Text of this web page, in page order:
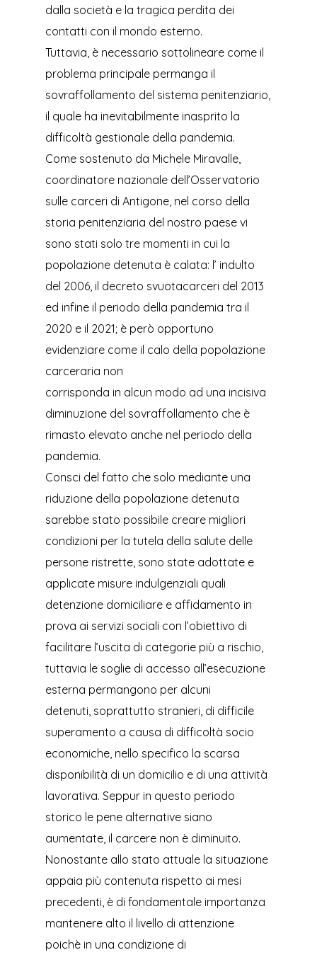
dalla società e la tragica perdita dei
contatti con il mondo esterno.
Tuttavia, è necessario sottolineare come il
problema principale permanga il
sovraffollamento del sistema penitenziario,
il quale ha inevitabilmente inasprito la
difficoltà gestionale della pandemia.
Come sostenuto da Michele Miravalle,
coordinatore nazionale dell’Osservatorio
sulle carceri di Antigone, nel corso della
storia penitenziaria del nostro paese vi
sono stati solo tre momenti in cui la
popolazione detenuta è calata: l’ indulto
del 2006, il decreto svuotacarceri del 2013
ed infine il periodo della pandemia tra il
2020 e il 2021; è però opportuno
evidenziare come il calo della popolazione
carceraria non
corrisponda in alcun modo ad una incisiva
diminuzione del sovraffollamento che è
rimasto elevato anche nel periodo della
pandemia.
Consci del fatto che solo mediante una
riduzione della popolazione detenuta
sarebbe stato possibile creare migliori
condizioni per la tutela della salute delle
persone ristrette, sono state adottate e
applicate misure indulgenziali quali
detenzione domiciliare e affidamento in
prova ai servizi sociali con l’obiettivo di
facilitare l’uscita di categorie più a rischio,
tuttavia le soglie di accesso all’esecuzione
esterna permangono per alcuni
detenuti, soprattutto stranieri, di difficile
superamento a causa di difficoltà socio
economiche, nello specifico la scarsa
disponibilità di un domicilio e di una attività
lavorativa. Seppur in questo periodo
storico le pene alternative siano
aumentate, il carcere non è diminuito.
Nonostante allo stato attuale la situazione
appaia più contenuta rispetto ai mesi
precedenti, è di fondamentale importanza
mantenere alto il livello di attenzione
poichè in una condizione di